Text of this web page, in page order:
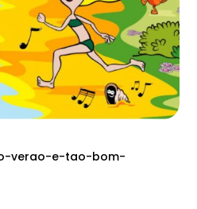
verao-e-tao-bom-